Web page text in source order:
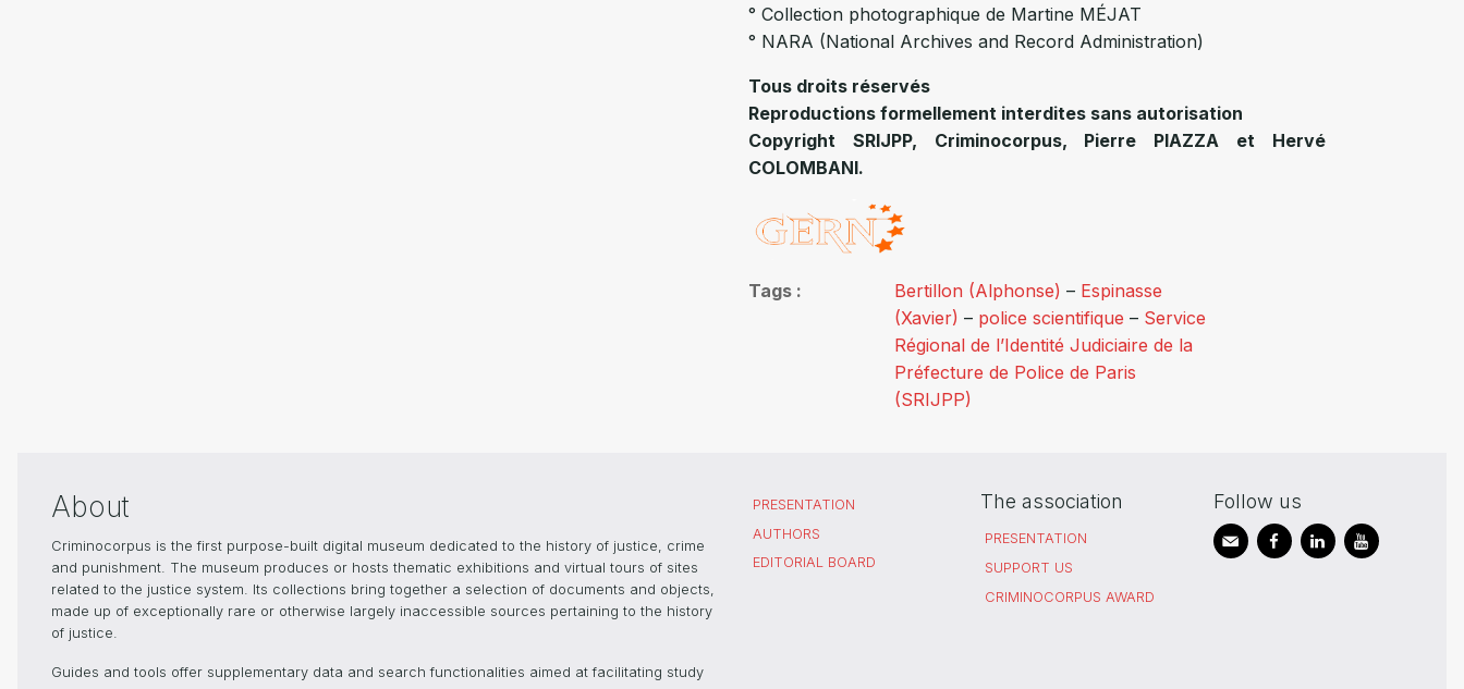
° Collection photographique de Martine MÉJAT
° NARA (National Archives and Record Administration)
Tous droits réservés
Reproductions formellement interdites sans autorisation
Copyright SRIJPP, Criminocorpus, Pierre PIAZZA et Hervé
COLOMBANI.
Tags Bertillon (Alphonse) – Espinasse
(Xavier) – police scientifique – Service
Régional de l’Identité Judiciaire de la
Préfecture de Police de Paris
(SRIJPP)
About
Criminocorpus is the first purpose-built digital museum dedicated to the history of justice, crime
and punishment. The museum produces or hosts thematic exhibitions and virtual tours of sites
related to the justice system. Its collections bring together a selection of documents and objects,
made up of exceptionally rare or otherwise largely inaccessible sources pertaining to the history
of justice.
Guides and tools offer supplementary data and search functionalities aimed at facilitating study
PRESENTATION
AUTHORS
EDITORIAL BOARD
The association
PRESENTATION
SUPPORT US
CRIMINOCORPUS AWARD
Follow us